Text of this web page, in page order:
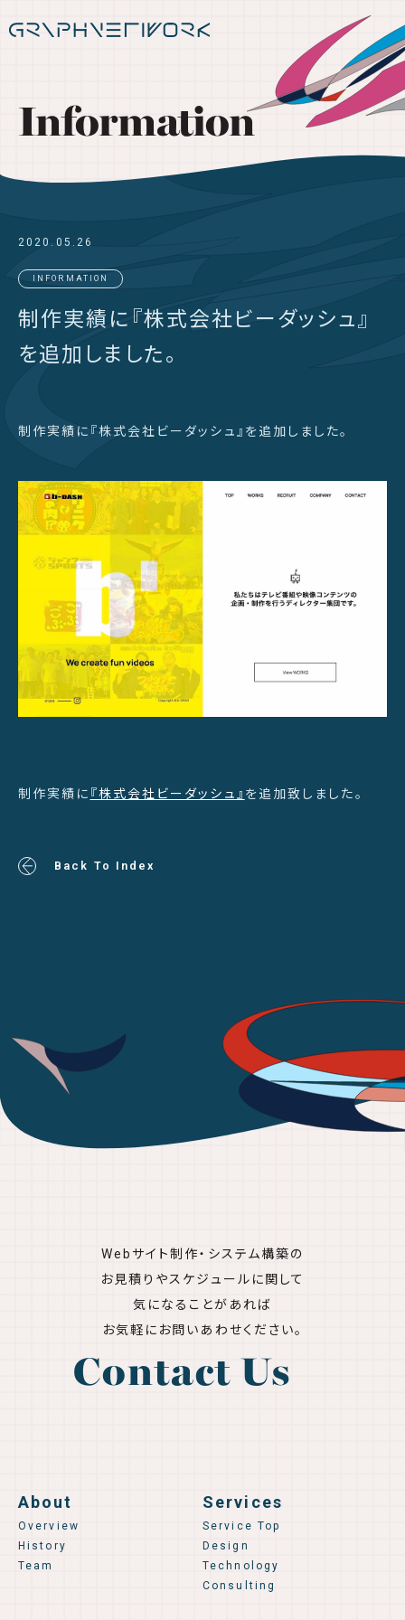
Information
2020.05.26
INFORMATION
制作実績に『株式会社ビーダッシュ』
を追加しました。
制作実績に『株式会社ビーダッシュ』を追加しました。
制作実績に 『株式会社ビーダッシュ』 を追加致しました。
Back To Index
Webサイト制作・システム構築の
お見積りやスケジュールに関して
気になることがあれば
お気軽にお問いあわせください。
Contact Us
About
Overview
History
Team
Services
Service Top
Design
Technology
Consulting